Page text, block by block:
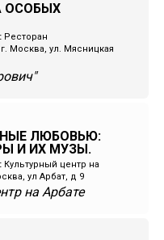
ОСОБЫХ
Ресторан
г. Москва, ул. Мясницкая
ЛЮБОВЬЮ:
И ИХ МУЗЫ.
Культурный центр на
ул Арбат, д 9
на Арбате